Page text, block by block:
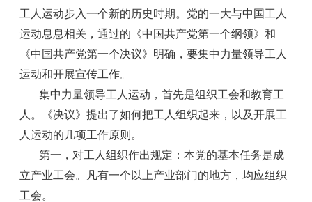
工人运动步入一个新的历史时期。党的一大与中国工人
运动息息相关，通过的《中国共产党第一个纲领》和
《中国共产党第一个决议》明确，要集中力量领导工人
运动和开展宣传工作。
集中力量领导工人运动，首先是组织工会和教育工
人。《决议》提出了如何把工人组织起来，以及开展工
人运动的几项工作原则。
第一，对工人组织作出规定：本党的基本任务是成
立产业工会。凡有一个以上产业部门的地方，均应组织
工会。